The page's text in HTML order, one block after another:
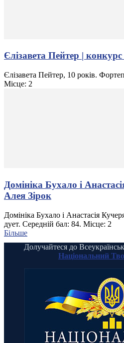
Єлізавета Пейтер |
Єлізавета Пейтер, 10 років.
Місце: 2
Домініка Бухало і
Алея Зірок
Домініка Бухало і Анастасія
дует. Середній бал: 84. Місце: 2
Більше
Долучайтеся до
Національний